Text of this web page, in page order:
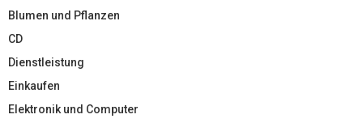
Blumen und Pflanzen
CD
Dienstleistung
Einkaufen
Elektronik und Computer